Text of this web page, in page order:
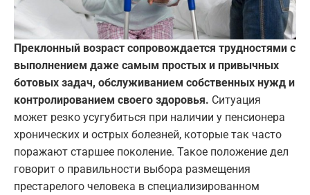
Преклонный возраст сопровождается трудностями с
выполнением даже самым простых и привычных
ботовых задач, обслуживанием собственных нужд и
контролированием своего здоровья. Ситуация
может резко усугубиться при наличии у пенсионера
хронических и острых болезней, которые так часто
поражают старшее поколение. Такое положение дел
говорит о правильности выбора размещения
престарелого человека в специализированном